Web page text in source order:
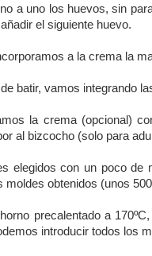
a uno los huevos, sin
el siguiente huevo.
a la crema la
batir, vamos integrando
la crema (opcional)
al bizcocho (solo para
elegidos con un poco de
moldes obtenidos (unos
precalentado a
introducir todos los